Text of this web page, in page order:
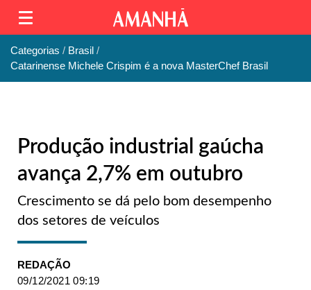
Categorias
Brasil
Catarinense Michele Crispim é a nova MasterChef Brasil
Produção industrial gaúcha
avança 2,7% em outubro
Crescimento se dá pelo bom desempenho
dos setores de veículos
REDAÇÃO
09/12/2021 09:19